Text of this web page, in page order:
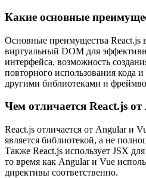
Какие основные
Основные преимущества React.js
виртуальный DOM для
интерфейса, возможность
повторного использования кода
другими библиотеками и
Чем отличается React.js
React.js отличается от Angular и
является библиотекой, а не
Также React.js использует JSX
то время как Angular и Vue
директивы соответственно.